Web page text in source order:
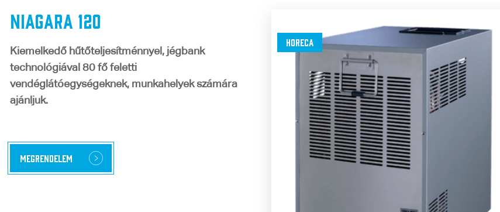
Niagara 120
Kiemelkedő hűtőteljesítménnyel, jégbank
technológiával 80 fő feletti
vendéglátóegységeknek, munkahelyek számára
ajánljuk.
Megrendelem
Horeca